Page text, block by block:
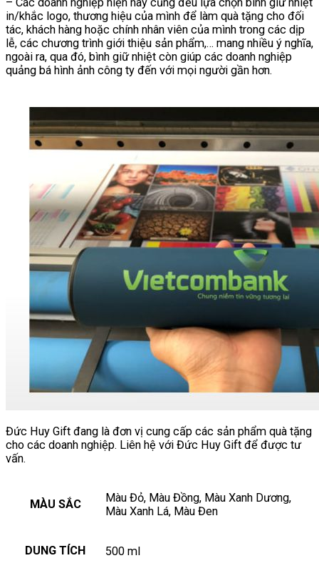
in/khắc logo, thương hiệu của mình để làm quà tặng cho đối
tác, khách hàng hoặc chính nhân viên của mình trong các dịp
lễ, các chương trình giới thiệu sản phẩm,… mang nhiều ý nghĩa,
ngoài ra, qua đó, bình giữ nhiệt còn giúp các doanh nghiệp
quảng bá hình ảnh công ty đến với mọi người gần hơn.
Đức Huy Gift đang là đơn vị cung cấp các sản phẩm quà tặng
cho các doanh nghiệp. Liên hệ với Đức Huy Gift để được tư
vấn.
MÀU SẮC
Màu Đỏ, Màu Đồng, Màu Xanh Dương,
Màu Xanh Lá, Màu Đen
DUNG TÍCH 500 ml